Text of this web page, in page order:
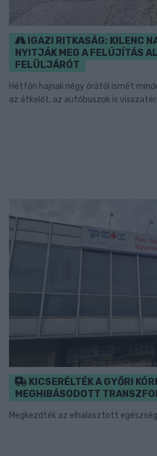
IGAZI RITKASÁG: KILENC
NYITJÁK MEG A FELÚJÍTÁS
FELÜLJÁRÓT
Hétfőn hajnali négy órától ismét
az átkelőt, az autóbuszok is
KICSERÉLTÉK A GYŐRI
MEGHIBÁSODOTT
Megkezdték az elhalasztott